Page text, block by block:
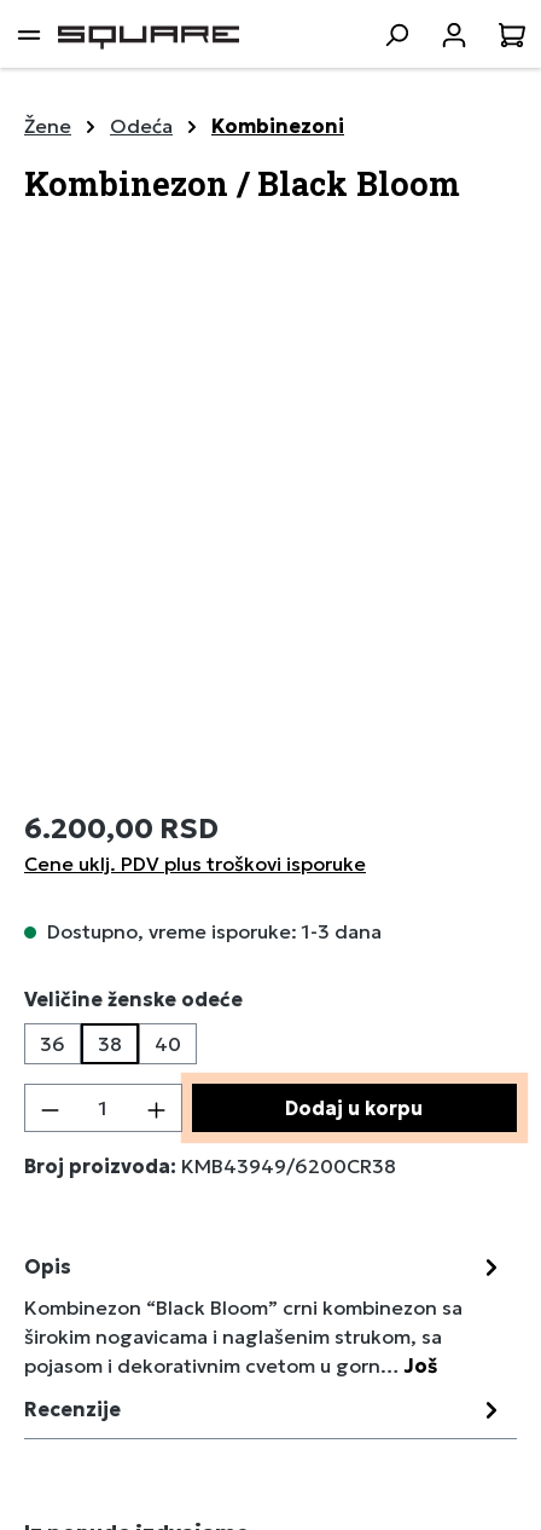
sadržaj
Žene Odeća Kombinezoni
Kombinezon / Black Bloom
6.200,00 RSD
Cene uklj. PDV plus troškovi isporuke
Dostupno, vreme isporuke: 1-3 dana
Izaberi
Veličine ženske odeće
36
38 40
Količina proizvoda: Unesite željenu
Dodaj u korpu
Broj proizvoda: KMB43949/6200CR38
Opis
Kombinezon “Black Bloom” crni kombinezon sa
širokim nogavicama i naglašenim strukom, sa
pojasom i dekorativnim cvetom u gorn…Još
Recenzije